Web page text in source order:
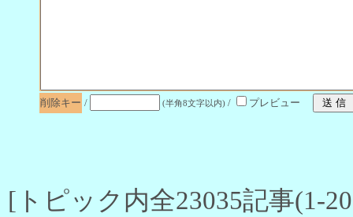
削除キー / (半角8文字以内) / プレビュー
[トピック内全23035記事(1-